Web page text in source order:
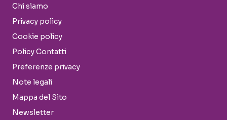
Chi siamo
Privacy policy
Cookie policy
Policy Contatti
Preferenze privacy
Note legali
Mappa del Sito
Newsletter